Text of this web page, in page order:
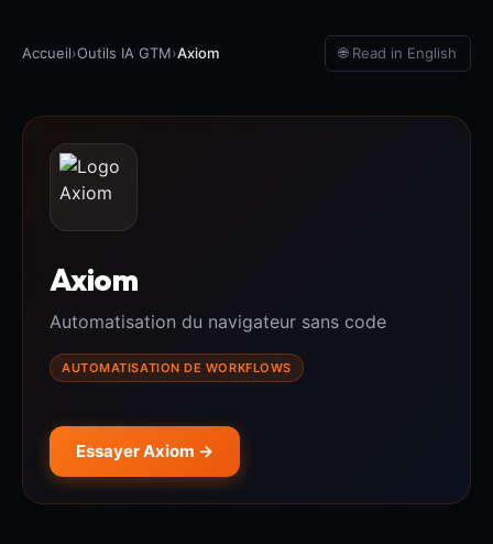
Accueil›Outils IA GTM›Axiom 🌐 Read in English
Axiom
Automatisation du navigateur sans code
AUTOMATISATION DE WORKFLOWS
Essayer Axiom →